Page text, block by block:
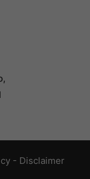
- Disclaimer